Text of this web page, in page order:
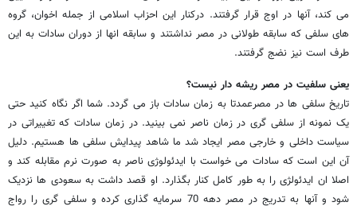
می کند، آنها در اوج قرار گرفتند. درکنار این احزاب اسلامی از جمله اخوان، گروه
های سلفی که سابقه طولانی در مصر نداشتند و سابقه انها از دوران سادات به این
طرف است نیز نضج گرفتند.
یعنی سلفیت در مصر ریشه دار نیست؟
تاریخ سلفی ها در مصرعمدتا به زمان سادات باز می گردد. شما اگر نگاه کنید حتی
یک نمونه از سلفی گری در زمان ناصر نمی بینید. در زمان سادات که تغییراتی در
سیاست داخلی و خارجی مصر ایجاد شد ما شاهد پیدایش سلفی ها هستیم. دلیل
آن این است که سادات می خواست با ایدئولوژی ناصر به صورت نرم مقابله کند و
اصلا ان ایدئولژی را به طور کامل کنار بگذارد. او قصد داشت به سعودی ها نزدیک
شود و آنها به تدریج در مصر دهه 70 سرمایه گذاری کرده و سلفی گری را رواج